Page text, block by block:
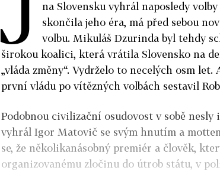
na Slovensku vyhrál naposledy
skončila jeho éra, má před sebou
volbu. Mikuláš Dzurinda byl tehdy
širokou koalici, která vrátila Slovensko na
„vláda změny“. Vydrželo to necelých osm
první vládu po vítězných volbách sestavil
Podobnou civilizační osudovost v sobě nesly
vyhrál Igor Matovič se svým hnutím a
se, že několikanásobný premiér a člověk,
organizovanému zločinu do útrob státu, v